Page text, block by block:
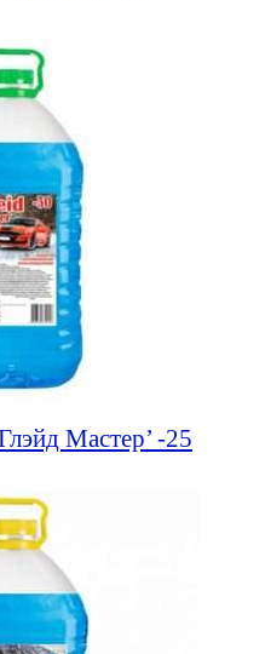
Мастер’ -25